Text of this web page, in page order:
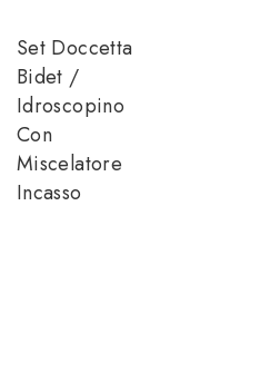
Set Doccetta
Bidet /
Idroscopino
Con
Miscelatore
Incasso